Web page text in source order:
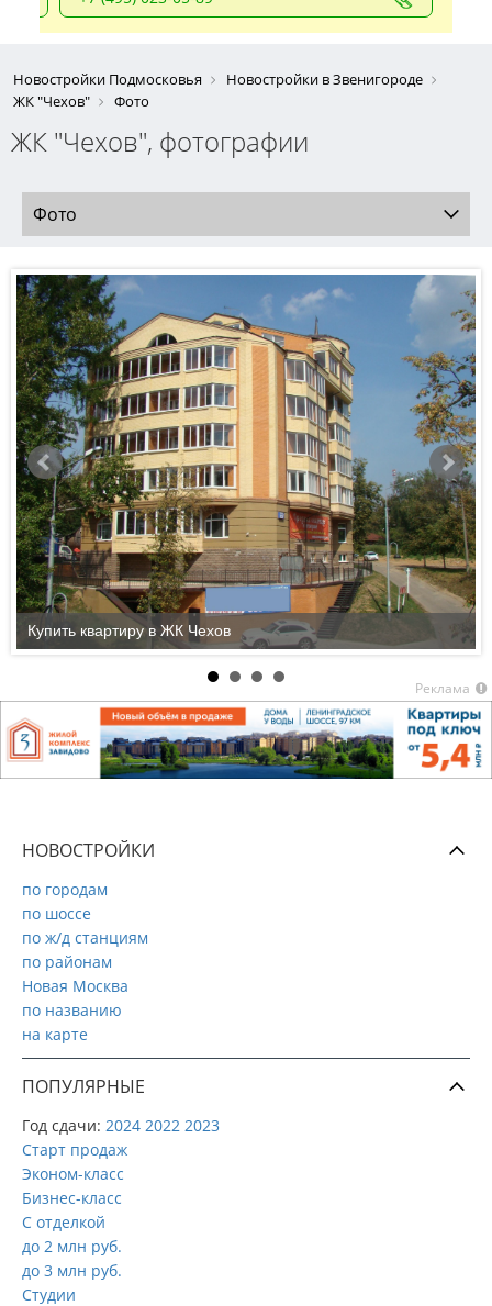
Новостройки Подмосковья
Новостройки в Звенигороде
ЖК "Чехов"
Фото
ЖК "Чехов", фотографии
Фото
Купить квартиру в ЖК Чехов
Реклама
НОВОСТРОЙКИ
по городам
по шоссе
по ж/д станциям
по районам
Новая Москва
по названию
на карте
ПОПУЛЯРНЫЕ
Год сдачи: 2024 2022 2023
Старт продаж
Эконом-класс
Бизнес-класс
С отделкой
до 2 млн руб.
до 3 млн руб.
Студии